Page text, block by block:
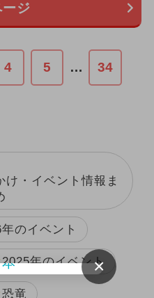
ジ
4 5 … 34
・イベント情報ま
のイベント
2025年のイベント
恐竜
×